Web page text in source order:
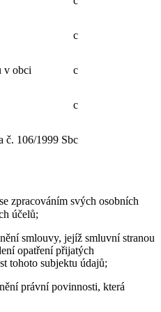
c
v obci c
c
č. 106/1999 Sbc
zpracováním svých osobních
účelů;
smlouvy, jejíž smluvní stranou
opatření přijatých
tohoto subjektu údajů;
právní povinnosti, která